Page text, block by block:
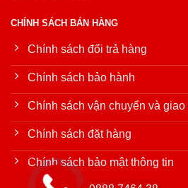
CHÍNH SÁCH BÁN HÀNG
Chính sách đổi trả hàng
Chính sách bảo hành
Chính sách vận chuyển và giao
Chính sách đặt hàng
Chính sách bảo mật thông tin